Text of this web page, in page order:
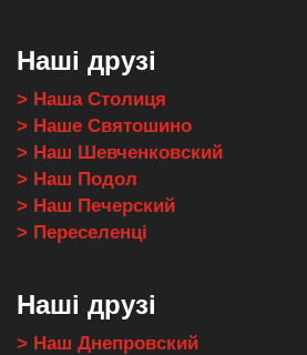
Наші друзі
> Наша Столиця
> Наше Святошино
> Наш Шевченковский
> Наш Подол
> Наш Печерский
> Переселенці
Наші друзі
> Наш Днепровский